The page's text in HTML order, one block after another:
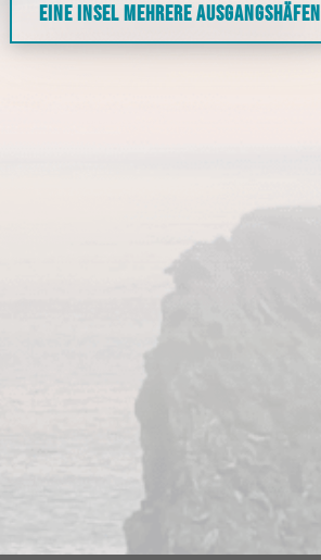
EINE INSEL MEHRERE AUSGANGSHÄFEN